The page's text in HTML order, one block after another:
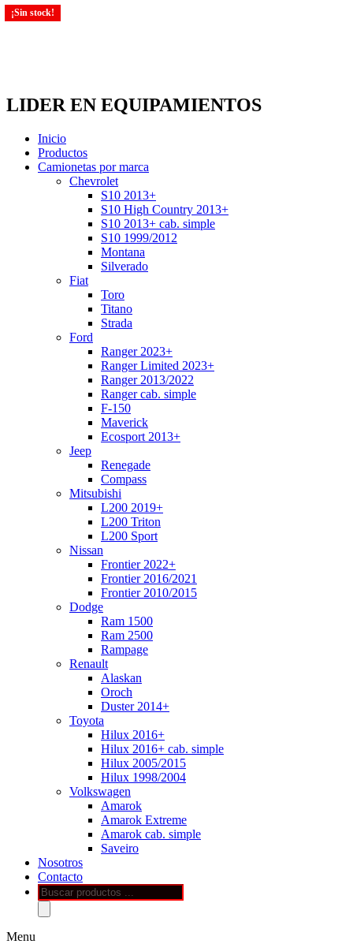
LIDER EN EQUIPAMIENTOS
Inicio
Productos
Camionetas por marca
Chevrolet
S10 2013+
S10 High Country 2013+
S10 2013+ cab. simple
S10 1999/2012
Montana
Silverado
Fiat
Toro
Titano
Strada
Ford
Ranger 2023+
Ranger Limited 2023+
Ranger 2013/2022
Ranger cab. simple
F-150
Maverick
Ecosport 2013+
Jeep
Renegade
Compass
Mitsubishi
L200 2019+
L200 Triton
L200 Sport
Nissan
Frontier 2022+
Frontier 2016/2021
Frontier 2010/2015
Dodge
Ram 1500
Ram 2500
Rampage
Renault
Alaskan
Oroch
Duster 2014+
Toyota
Hilux 2016+
Hilux 2016+ cab. simple
Hilux 2005/2015
Hilux 1998/2004
Volkswagen
Amarok
Amarok Extreme
Amarok cab. simple
Saveiro
Nosotros
Contacto
Búsqueda
de
productos
Menu
¡Sin stock!
¡Sin stock!